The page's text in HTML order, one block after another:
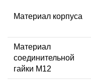
Материал корпуса
Материал
соединительной
гайки M12